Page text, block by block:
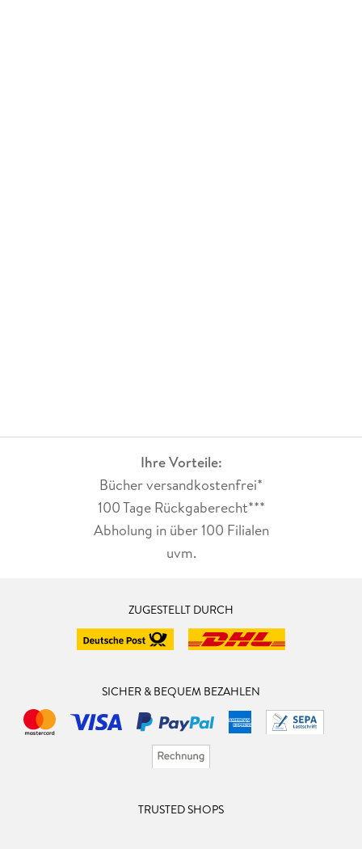
Ihre Vorteile:
Bücher versandkostenfrei*
100 Tage Rückgaberecht***
Abholung in über 100 Filialen
uvm.
ZUGESTELLT DURCH
SICHER & BEQUEM BEZAHLEN
TRUSTED SHOPS